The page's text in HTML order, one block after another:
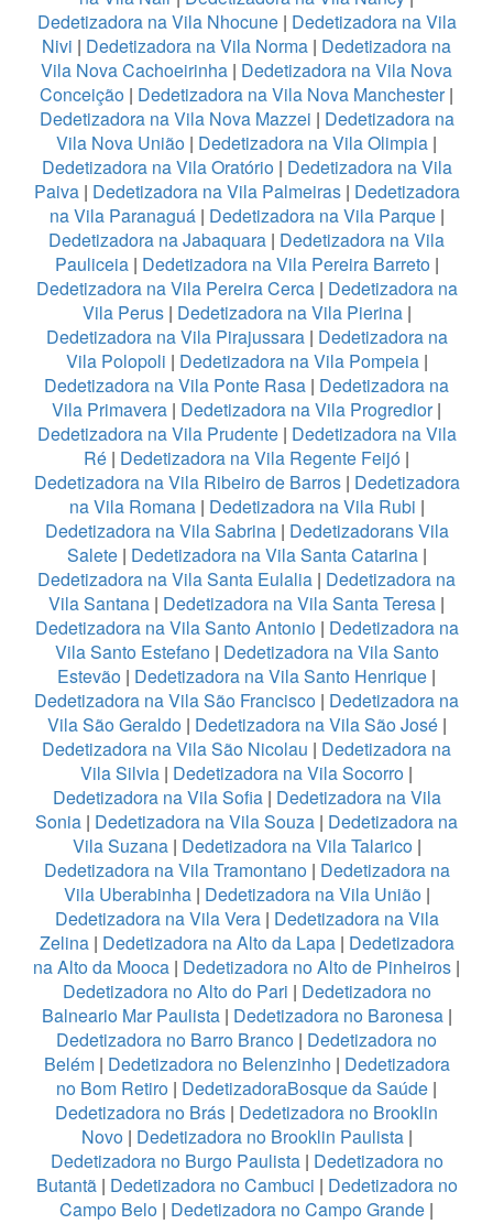
Dedetizadora na Vila Nhocune| Dedetizadora na Vila
Nivi | Dedetizadora na Vila Norma | Dedetizadora na
Vila Nova Cachoeirinha | Dedetizadora na Vila Nova
Conceição | Dedetizadora na Vila Nova Manchester|
Dedetizadora na Vila Nova Mazzei | Dedetizadora na
Vila Nova União | Dedetizadora na Vila Olimpia |
Dedetizadora na Vila Oratório| Dedetizadora na Vila
Paiva| Dedetizadora na Vila Palmeiras| Dedetizadora
na Vila Paranaguá| Dedetizadora na Vila Parque|
Dedetizadora na Jabaquara | Dedetizadora na Vila
Pauliceia| Dedetizadora na Vila Pereira Barreto|
Dedetizadora na Vila Pereira Cerca| Dedetizadora na
Vila Perus| Dedetizadora na Vila Pierina|
Dedetizadora na Vila Pirajussara| Dedetizadora na
Vila Polopoli | Dedetizadora na Vila Pompeia|
Dedetizadora na Vila Ponte Rasa | Dedetizadora na
Vila Primavera | Dedetizadora na Vila Progredior|
Dedetizadora na Vila Prudente| Dedetizadora na Vila
Ré | Dedetizadora na Vila Regente Feijó |
Dedetizadora na Vila Ribeiro de Barros| Dedetizadora
na Vila Romana| Dedetizadora na Vila Rubi |
Dedetizadora na Vila Sabrina| Dedetizadorans Vila
Salete| Dedetizadora na Vila Santa Catarina|
Dedetizadora na Vila Santa Eulalia | Dedetizadora na
Vila Santana | Dedetizadora na Vila Santa Teresa |
Dedetizadora na Vila Santo Antonio| Dedetizadora na
Vila Santo Estefano| Dedetizadora na Vila Santo
Estevão | Dedetizadora na Vila Santo Henrique |
Dedetizadora na Vila São Francisco | Dedetizadora na
Vila São Geraldo| Dedetizadora na Vila São José|
Dedetizadora na Vila São Nicolau | Dedetizadora na
Vila Silvia | Dedetizadora na Vila Socorro |
Dedetizadora na Vila Sofia| Dedetizadora na Vila
Sonia | Dedetizadora na Vila Souza | Dedetizadora na
Vila Suzana| Dedetizadora na Vila Talarico|
Dedetizadora na Vila Tramontano| Dedetizadora na
Vila Uberabinha| Dedetizadora na Vila União|
Dedetizadora na Vila Vera| Dedetizadora na Vila
Zelina| Dedetizadora na Alto da Lapa| Dedetizadora
na Alto da Mooca | Dedetizadora no Alto de Pinheiros |
Dedetizadora no Alto do Pari | Dedetizadora no
Balneario Mar Paulista| Dedetizadora no Baronesa|
Dedetizadora no Barro Branco | Dedetizadora no
Belém| Dedetizadora no Belenzinho| Dedetizadora
no Bom Retiro | DedetizadoraBosque da Saúde |
Dedetizadora no Brás | Dedetizadora no Brooklin
Novo| Dedetizadora no Brooklin Paulista|
Dedetizadora no Burgo Paulista| Dedetizadora no
Butantã| Dedetizadora no Cambuci | Dedetizadora no
Campo Belo | Dedetizadora no Campo Grande |